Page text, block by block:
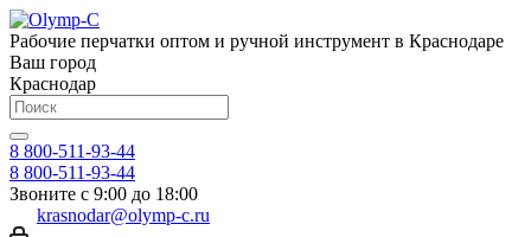
Рабочие перчатки оптом и ручной инструмент в Краснодаре
Ваш город
Краснодар
8 800-511-93-44
8 800-511-93-44
Звоните с 9:00 до 18:00
krasnodar@olymp-c.ru